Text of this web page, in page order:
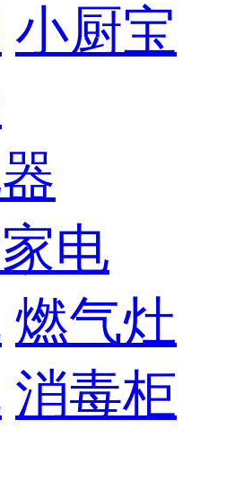
小厨宝
电
燃气灶
消毒柜